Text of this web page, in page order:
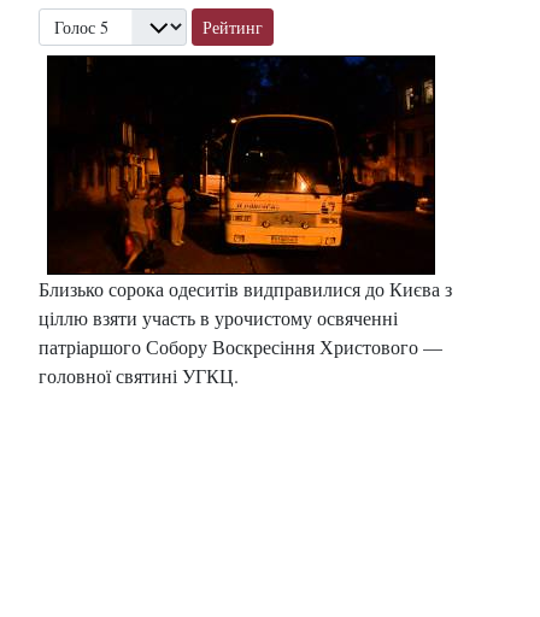
Будь ласка, поставте оцінку
Близько сорока одеситів видправилися до Києва з
ціллю взяти участь в урочистому освяченні
патріаршого Собору Воскресіння Христового —
головної святині УГКЦ.